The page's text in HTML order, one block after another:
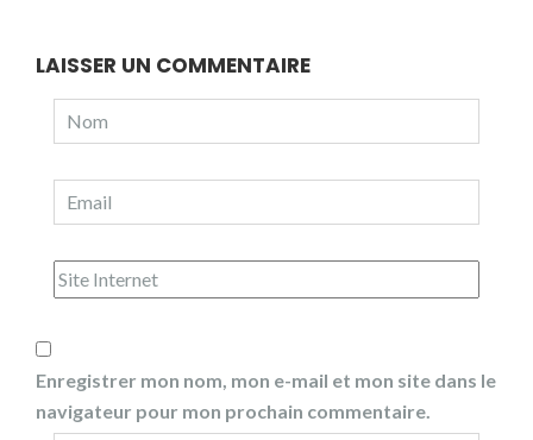
LAISSER UN COMMENTAIRE
Enregistrer mon nom, mon e-mail et mon site dans le
navigateur pour mon prochain commentaire.